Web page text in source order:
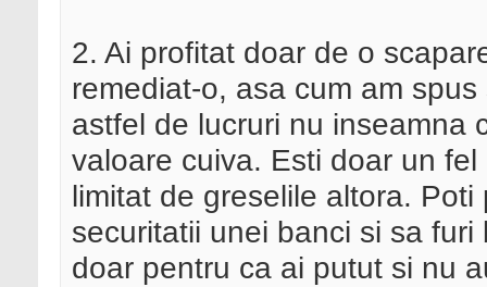
2. Ai profitat doar de o
remediat-o, asa cum am
astfel de lucruri nu inseamna
valoare cuiva. Esti doar un
limitat de greselile altora.
securitatii unei banci si sa
doar pentru ca ai putut si nu